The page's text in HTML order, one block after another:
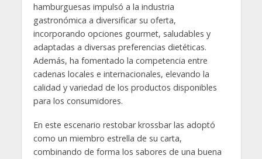
hamburguesas impulsó a la industria
gastronómica a diversificar su oferta,
incorporando opciones gourmet, saludables y
adaptadas a diversas preferencias dietéticas.
Además, ha fomentado la competencia entre
cadenas locales e internacionales, elevando la
calidad y variedad de los productos disponibles
para los consumidores.
En este escenario restobar krossbar las adoptó
como un miembro estrella de su carta,
combinando de forma los sabores de una buena